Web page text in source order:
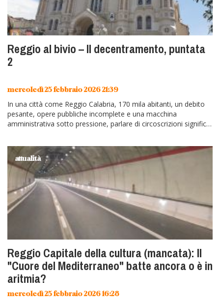
Reggio al bivio – Il decentramento, puntata
2
mercoledì 25 febbraio 2026 21:39
In una città come Reggio Calabria, 170 mila abitanti, un debito
pesante, opere pubbliche incomplete e una macchina
amministrativa sotto pressione, parlare di circoscrizioni significa
attualità
Reggio Capitale della cultura (mancata): Il
"Cuore del Mediterraneo" batte ancora o è in
aritmia?
mercoledì 25 febbraio 2026 16:28